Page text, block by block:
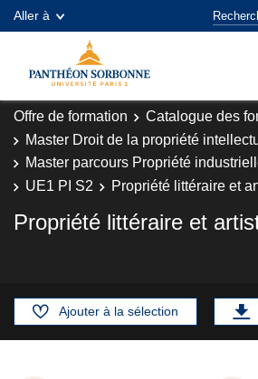
Aller à
Offre de formation Catalogue des
Master Droit de la propriété
Master parcours Propriété
UE1 PI S2
Propriété littéraire et
Propriété littéraire et
Ajouter à la sélection